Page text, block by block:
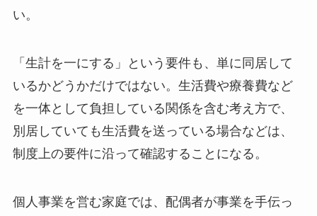
い。
「生計を一にする」という要件も、単に同居して
いるかどうかだけではない。生活費や療養費など
を一体として負担している関係を含む考え方で、
別居していても生活費を送っている場合などは、
制度上の要件に沿って確認することになる。
個人事業を営む家庭では、配偶者が事業を手伝っ